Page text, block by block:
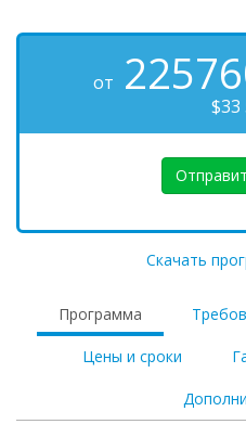
от
$33
Скачать
Программа
Цены и сроки